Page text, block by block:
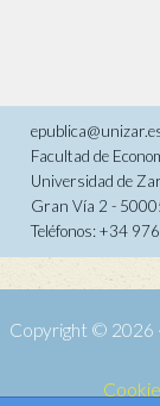
Facultad de
Universidad de
Gran Vía 2 -
Teléfonos: +34
Copyright © 2026 ·